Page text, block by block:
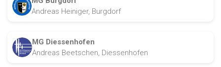
Andreas Heiniger, Burgdorf
MG Diessenhofen
Andreas Beetschen, Diessenhofen